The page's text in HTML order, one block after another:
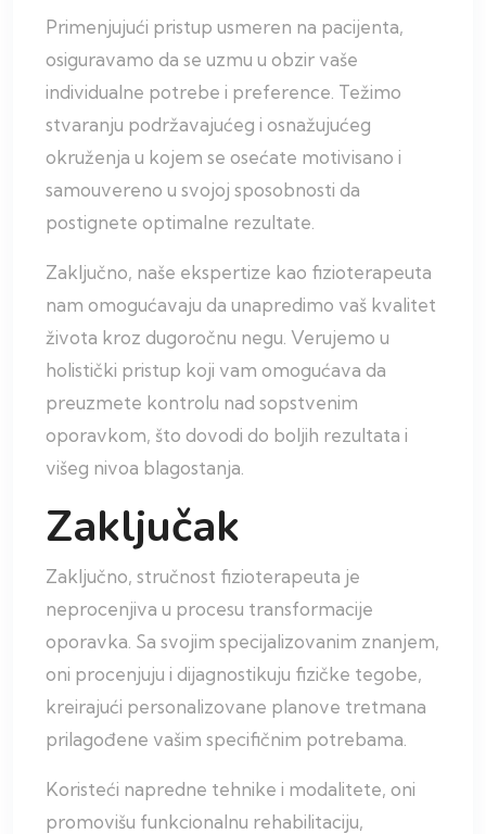
Primenjujući pristup usmeren na pacijenta,
osiguravamo da se uzmu u obzir vaše
individualne potrebe i preference. Težimo
stvaranju podržavajućeg i osnažujućeg
okruženja u kojem se osećate motivisano i
samouvereno u svojoj sposobnosti da
postignete optimalne rezultate.
Zaključno, naše ekspertize kao fizioterapeuta
nam omogućavaju da unapredimo vaš kvalitet
života kroz dugoročnu negu. Verujemo u
holistički pristup koji vam omogućava da
preuzmete kontrolu nad sopstvenim
oporavkom, što dovodi do boljih rezultata i
višeg nivoa blagostanja.
Zaključak
Zaključno, stručnost fizioterapeuta je
neprocenjiva u procesu transformacije
oporavka. Sa svojim specijalizovanim znanjem,
oni procenjuju i dijagnostikuju fizičke tegobe,
kreirajući personalizovane planove tretmana
prilagođene vašim specifičnim potrebama.
Koristeći napredne tehnike i modalitete, oni
promovišu funkcionalnu rehabilitaciju,